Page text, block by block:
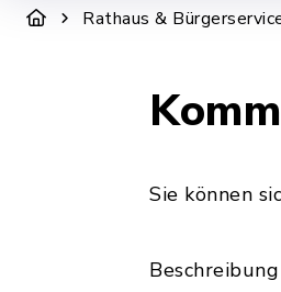
Rathaus &
Sie können
Beschreibung